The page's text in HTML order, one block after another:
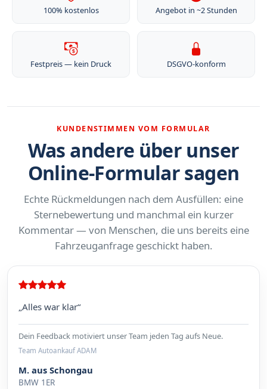
100% kostenlos Angebot in ~2 Stunden
Festpreis — kein Druck DSGVO-konform
KUNDENSTIMMEN VOM FORMULAR
Was andere über unser
Online-Formular sagen
Echte Rückmeldungen nach dem Ausfüllen: eine
Sternebewertung und manchmal ein kurzer
Kommentar — von Menschen, die uns bereits eine
Fahrzeuganfrage geschickt haben.
„Alles war klar“
Dein Feedback motiviert unser Team jeden Tag aufs Neue.
Team Autoankauf ADAM
M. aus Schongau
BMW 1ER